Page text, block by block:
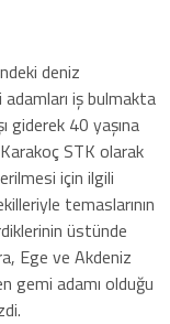
deniz
adamları iş bulmakta
giderek 40 yaşına
STK olarak
için ilgili
temaslarının
üstünde
Ege ve Akdeniz
gemi adamı olduğu